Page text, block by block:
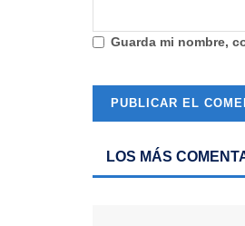
Guarda mi nombre,
LOS MÁS